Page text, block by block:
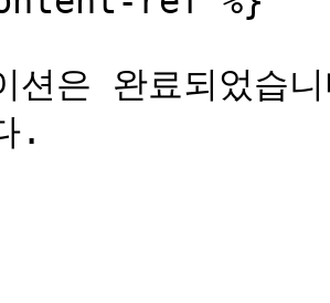
션은 완료되었습
.